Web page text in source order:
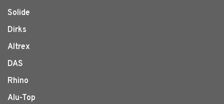
Solide
Dirks
Altrex
DAS
Rhino
Alu-Top